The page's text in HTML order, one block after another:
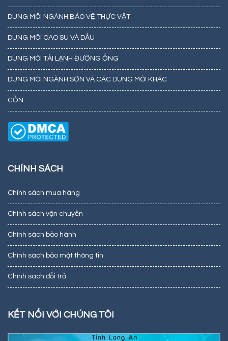
DUNG MÔI NGÀNH BẢO VỆ THỰC VẬT
DUNG MÔI CAO SU VÀ DẦU
DUNG MÔI TẢI LẠNH ĐƯỜNG ỐNG
DUNG MÔI NGÀNH SƠN VÀ CÁC DUNG MÔI KHÁC
CỒN
CHÍNH SÁCH
Chính sách mua hàng
Chính sách vận chuyển
Chính sách bảo hành
Chính sách bảo mật thông tin
Chính sách đổi trả
KẾT NỐI VỚI CHÚNG TÔI